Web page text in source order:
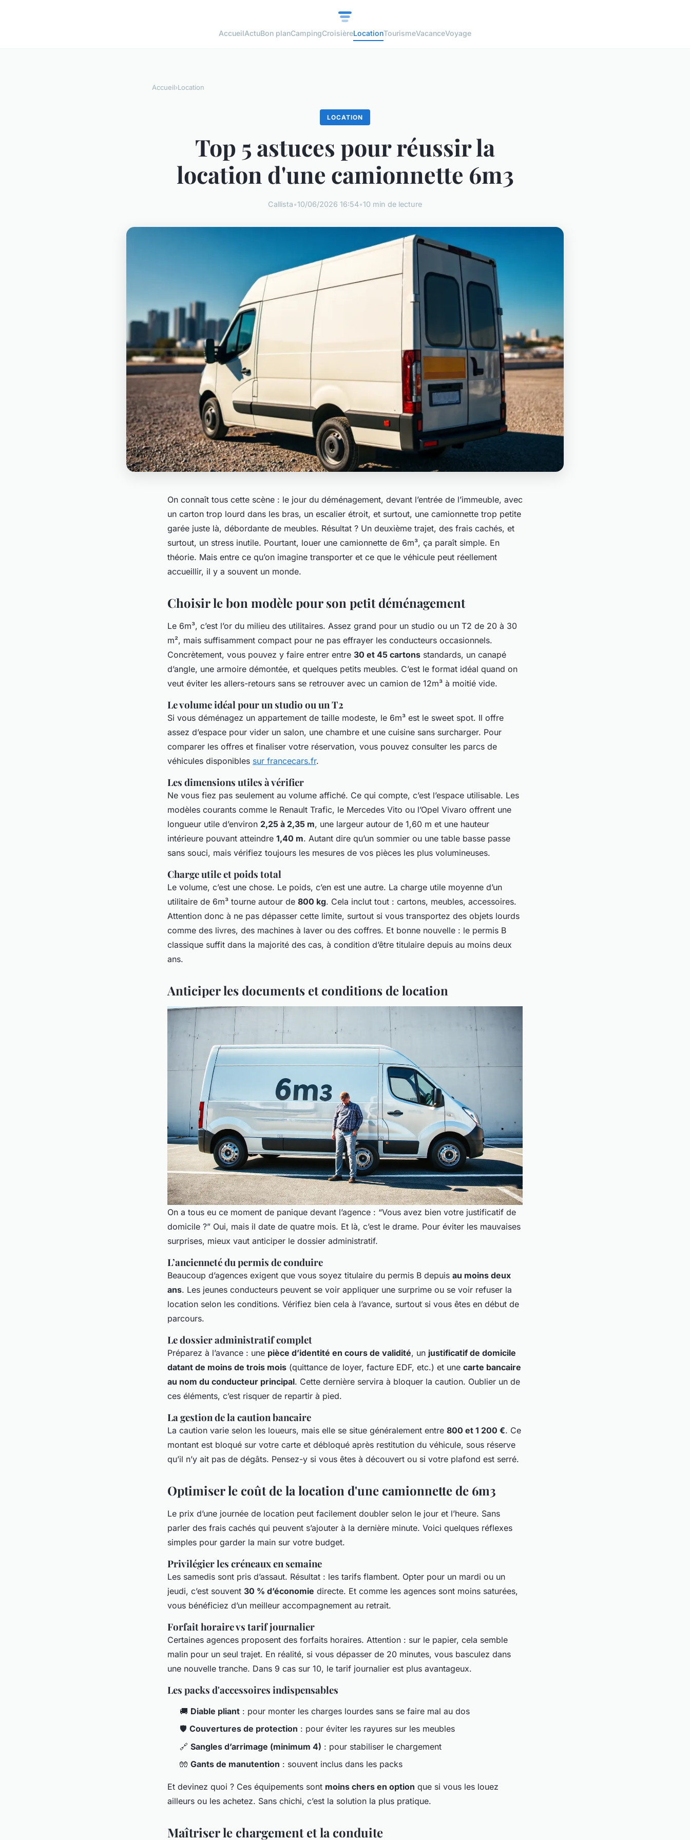
AccueilActuBon planCampingCroisièreLocationTourismeVacanceVoyage
Accueil›Location
LOCATION
Top 5 astuces pour réussir la
location d'une camionnette 6m3
Callista•10/06/2026 16:54•10 min de lecture
On connaît tous cette scène : le jour du déménagement, devant l’entrée de l’immeuble, avec
un carton trop lourd dans les bras, un escalier étroit, et surtout, une camionnette trop petite
garée juste là, débordante de meubles. Résultat ? Un deuxième trajet, des frais cachés, et
surtout, un stress inutile. Pourtant, louer une camionnette de 6m³, ça paraît simple. En
théorie. Mais entre ce qu’on imagine transporter et ce que le véhicule peut réellement
accueillir, il y a souvent un monde.
Choisir le bon modèle pour son petit déménagement
Le 6m³, c’est l’or du milieu des utilitaires. Assez grand pour un studio ou un T2 de 20 à 30
m², mais suffisamment compact pour ne pas effrayer les conducteurs occasionnels.
Concrètement, vous pouvez y faire entrer entre 30 et 45 cartons standards, un canapé
d’angle, une armoire démontée, et quelques petits meubles. C’est le format idéal quand on
veut éviter les allers-retours sans se retrouver avec un camion de 12m³ à moitié vide.
Le volume idéal pour un studio ou un T2
Si vous déménagez un appartement de taille modeste, le 6m³ est le sweet spot. Il offre
assez d’espace pour vider un salon, une chambre et une cuisine sans surcharger. Pour
comparer les offres et finaliser votre réservation, vous pouvez consulter les parcs de
véhicules disponibles sur francecars.fr.
Les dimensions utiles à vérifier
Ne vous fiez pas seulement au volume affiché. Ce qui compte, c’est l’espace utilisable. Les
modèles courants comme le Renault Trafic, le Mercedes Vito ou l’Opel Vivaro offrent une
longueur utile d’environ 2,25 à 2,35 m, une largeur autour de 1,60 m et une hauteur
intérieure pouvant atteindre 1,40 m. Autant dire qu’un sommier ou une table basse passe
sans souci, mais vérifiez toujours les mesures de vos pièces les plus volumineuses.
Charge utile et poids total
Le volume, c’est une chose. Le poids, c’en est une autre. La charge utile moyenne d’un
utilitaire de 6m³ tourne autour de 800 kg. Cela inclut tout : cartons, meubles, accessoires.
Attention donc à ne pas dépasser cette limite, surtout si vous transportez des objets lourds
comme des livres, des machines à laver ou des coffres. Et bonne nouvelle : le permis B
classique suffit dans la majorité des cas, à condition d’être titulaire depuis au moins deux
ans.
Anticiper les documents et conditions de location
On a tous eu ce moment de panique devant l’agence : “Vous avez bien votre justificatif de
domicile ?” Oui, mais il date de quatre mois. Et là, c’est le drame. Pour éviter les mauvaises
surprises, mieux vaut anticiper le dossier administratif.
L’ancienneté du permis de conduire
Beaucoup d’agences exigent que vous soyez titulaire du permis B depuis au moins deux
ans. Les jeunes conducteurs peuvent se voir appliquer une surprime ou se voir refuser la
location selon les conditions. Vérifiez bien cela à l’avance, surtout si vous êtes en début de
parcours.
Le dossier administratif complet
Préparez à l’avance : une pièce d’identité en cours de validité, un justificatif de domicile
datant de moins de trois mois (quittance de loyer, facture EDF, etc.) et une carte bancaire
au nom du conducteur principal. Cette dernière servira à bloquer la caution. Oublier un de
ces éléments, c’est risquer de repartir à pied.
La gestion de la caution bancaire
La caution varie selon les loueurs, mais elle se situe généralement entre 800 et 1 200 €. Ce
montant est bloqué sur votre carte et débloqué après restitution du véhicule, sous réserve
qu’il n’y ait pas de dégâts. Pensez-y si vous êtes à découvert ou si votre plafond est serré.
Optimiser le coût de la location d'une camionnette de 6m3
Le prix d’une journée de location peut facilement doubler selon le jour et l’heure. Sans
parler des frais cachés qui peuvent s’ajouter à la dernière minute. Voici quelques réflexes
simples pour garder la main sur votre budget.
Privilégier les créneaux en semaine
Les samedis sont pris d’assaut. Résultat : les tarifs flambent. Opter pour un mardi ou un
jeudi, c’est souvent 30 % d’économie directe. Et comme les agences sont moins saturées,
vous bénéficiez d’un meilleur accompagnement au retrait.
Forfait horaire vs tarif journalier
Certaines agences proposent des forfaits horaires. Attention : sur le papier, cela semble
malin pour un seul trajet. En réalité, si vous dépasser de 20 minutes, vous basculez dans
une nouvelle tranche. Dans 9 cas sur 10, le tarif journalier est plus avantageux.
Les packs d'accessoires indispensables
🚚 Diable pliant : pour monter les charges lourdes sans se faire mal au dos
🛡️ Couvertures de protection : pour éviter les rayures sur les meubles
🔗 Sangles d’arrimage (minimum 4) : pour stabiliser le chargement
🧤 Gants de manutention : souvent inclus dans les packs
Et devinez quoi ? Ces équipements sont moins chers en option que si vous les louez
ailleurs ou les achetez. Sans chichi, c’est la solution la plus pratique.
Maîtriser le chargement et la conduite